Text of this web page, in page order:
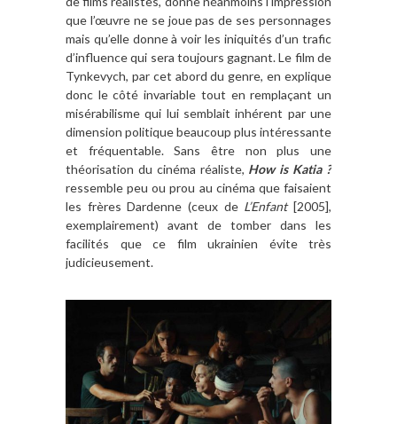
que l’œuvre ne se joue pas de ses personnages
mais qu’elle donne à voir les iniquités d’un trafic
d’influence qui sera toujours gagnant. Le film de
Tynkevych, par cet abord du genre, en explique
donc le côté invariable tout en remplaçant un
misérabilisme qui lui semblait inhérent par une
dimension politique beaucoup plus intéressante
et fréquentable. Sans être non plus une
théorisation du cinéma réaliste, How is Katia ?
ressemble peu ou prou au cinéma que faisaient
les frères Dardenne (ceux de L’Enfant[2005],
exemplairement) avant de tomber dans les
facilités que ce film ukrainien évite très
judicieusement.